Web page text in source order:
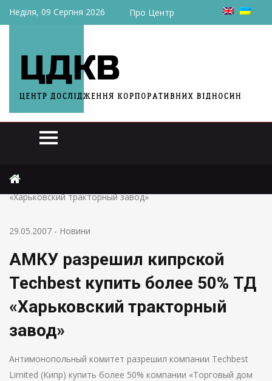
Неділя, 09 Серпня 2026 Про Центр
АМКУ разрешил кипрской Techbest купить более 50% ТД
«Харьковский тракторный завод»
29.05.2007 - Новини
АМКУ разрешил кипрской
Techbest купить более 50% ТД
«Харьковский тракторный
завод»
Антимонопольный комитет разрешил компании Techbest
Limited (Кипр) купить более 50% компании «Торговый дом